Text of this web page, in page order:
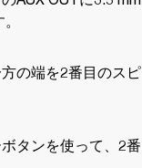
の端を2番目のス
タンを使って、2